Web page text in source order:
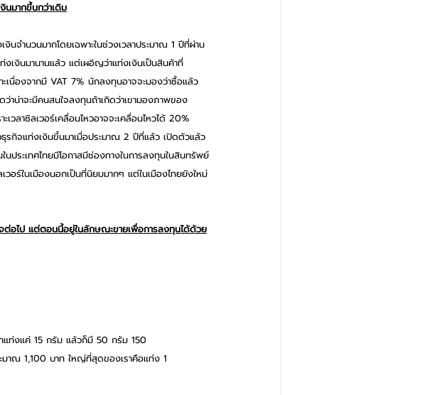
นมากขึ้นกว่าเดิม
จำนวนมากโดยเฉพาะในช่วงเวลาประมาณ 1 ปีที่ผ่าน
งเงินมานานแล้ว แต่เผอิญว่าแท่งเงินเป็นสินค้าที่
เนื่องจากมี VAT 7% นักลงทุนอาจจะมองว่าซื้อแล้ว
าน่าจะมีคนสนใจลงทุนถ้าเกิดว่าเขามองภาพของ
วลาซิลเวอร์เคลื่อนไหวอาจจะเคลื่อนไหวได้ 20%
รกิจแท่งเงินขึ้นมาเมื่อประมาณ 2 ปีที่แล้ว เปิดตัวแล้ว
นประเทศไทยมีโอกาสมีช่องทางในการลงทุนในสินทรัพย์
วอร์ในเมืองนอกเป็นที่นิยมมากๆ แต่ในเมืองไทยยังใหม่
ต่อไป แต่ตอนนี้อยู่ในลักษณะขายเพื่อการลงทุนได้ด้วย
แท่งแค่ 15 กรัม แล้วก็มี 50 กรัม 150
าณ 1,100 บาท ใหญ่ที่สุดของเราคือแท่ง 1